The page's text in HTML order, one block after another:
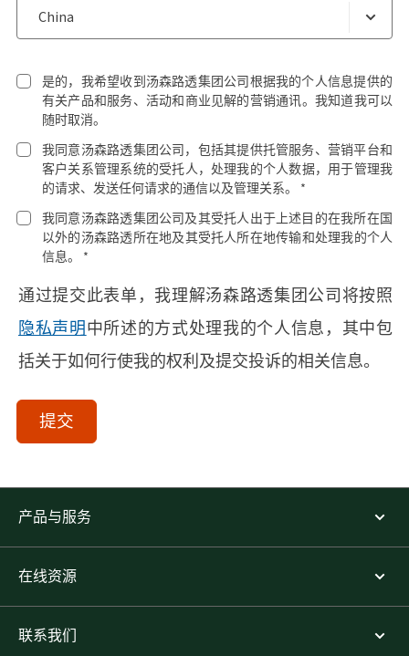
是的，我希望收到汤森路透集团公司根据我的个人信息提供的
有关产品和服务、活动和商业见解的营销通讯。我知道我可以
随时取消。
我同意汤森路透集团公司，包括其提供托管服务、营销平台和
客户关系管理系统的受托人，处理我的个人数据，用于管理我
的请求、发送任何请求的通信以及管理关系。 *
我同意汤森路透集团公司及其受托人出于上述目的在我所在国
以外的汤森路透所在地及其受托人所在地传输和处理我的个人
信息。 *
通过提交此表单，我理解汤森路透集团公司将按照
隐私声明中所述的方式处理我的个人信息，其中包
括关于如何行使我的权利及提交投诉的相关信息。
提交
产品与服务
在线资源
联系我们